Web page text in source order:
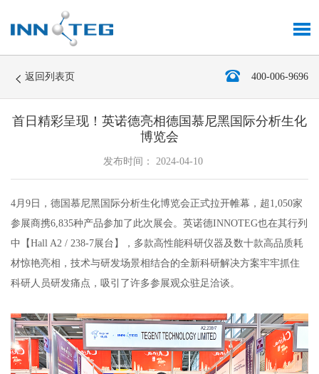
返回列表页 400-006-9696
首日精彩呈现！英诺德亮相德国慕尼黑国际分析生化
博览会
发布时间： 2024-04-10
4月9日，德国慕尼黑国际分析生化博览会正式拉开帷幕，超1,050家
参展商携6,835种产品参加了此次展会。英诺德INNOTEG也在其行列
中【Hall A2 / 238-7展台】，多款高性能科研仪器及数十款高品质耗
材惊艳亮相，技术与研发场景相结合的全新科研解决方案牢牢抓住
科研人员研发痛点，吸引了许多参展观众驻足洽谈。